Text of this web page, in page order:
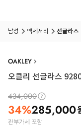
남성 액세서리 선글라스
OAKLEY
오클리 선글라스
434,000
34%285,000
관부가세 포함